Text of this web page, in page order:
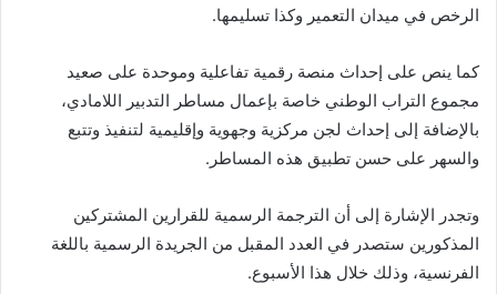
الرخص في ميدان التعمير وكذا تسليمها.
كما ينص على إحداث منصة رقمية تفاعلية وموحدة على صعيد
مجموع التراب الوطني خاصة بإعمال مساطر التدبير اللامادي،
بالإضافة إلى إحداث لجن مركزية وجهوية وإقليمية لتنفيذ وتتبع
والسهر على حسن تطبيق هذه المساطر.
وتجدر الإشارة إلى أن الترجمة الرسمية للقرارين المشتركين
المذكورين ستصدر في العدد المقبل من الجريدة الرسمية باللغة
الفرنسية، وذلك خلال هذا الأسبوع.